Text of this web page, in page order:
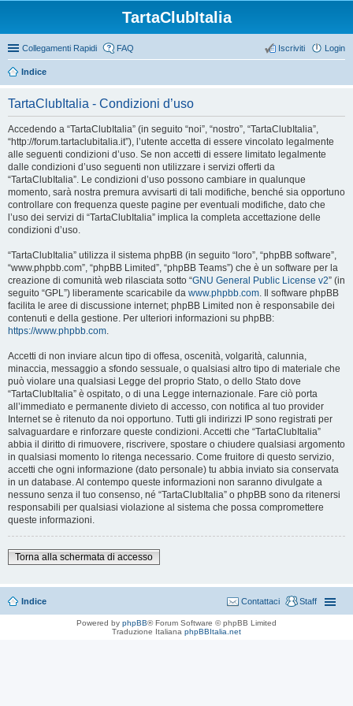
TartaClubItalia
Collegamenti Rapidi FAQ Login
Iscriviti
Indice
TartaClubItalia - Condizioni d’uso
Accedendo a “TartaClubItalia” (in seguito “noi”, “nostro”, “TartaClubItalia”,
“http://forum.tartaclubitalia.it”), l’utente accetta di essere vincolato legalmente
alle seguenti condizioni d’uso. Se non accetti di essere limitato legalmente
dalle condizioni d’uso seguenti non utilizzare i servizi offerti da
“TartaClubItalia”. Le condizioni d’uso possono cambiare in qualunque
momento, sarà nostra premura avvisarti di tali modifiche, benché sia opportuno
controllare con frequenza queste pagine per eventuali modifiche, dato che
l’uso dei servizi di “TartaClubItalia” implica la completa accettazione delle
condizioni d’uso.
“TartaClubItalia” utilizza il sistema phpBB (in seguito “loro”, “phpBB software”,
“www.phpbb.com”, “phpBB Limited”, “phpBB Teams”) che è un software per la
creazione di comunità web rilasciata sotto “GNU General Public License v2” (in
seguito “GPL”) liberamente scaricabile da www.phpbb.com. Il software phpBB
facilita le aree di discussione internet; phpBB Limited non è responsabile dei
contenuti e della gestione. Per ulteriori informazioni su phpBB:
https://www.phpbb.com.
Accetti di non inviare alcun tipo di offesa, oscenità, volgarità, calunnia,
minaccia, messaggio a sfondo sessuale, o qualsiasi altro tipo di materiale che
può violare una qualsiasi Legge del proprio Stato, o dello Stato dove
“TartaClubItalia” è ospitato, o di una Legge internazionale. Fare ciò porta
all’immediato e permanente divieto di accesso, con notifica al tuo provider
Internet se è ritenuto da noi opportuno. Tutti gli indirizzi IP sono registrati per
salvaguardare e rinforzare queste condizioni. Accetti che “TartaClubItalia”
abbia il diritto di rimuovere, riscrivere, spostare o chiudere qualsiasi argomento
in qualsiasi momento lo ritenga necessario. Come fruitore di questo servizio,
accetti che ogni informazione (dato personale) tu abbia inviato sia conservata
in un database. Al contempo queste informazioni non saranno divulgate a
nessuno senza il tuo consenso, né “TartaClubItalia” o phpBB sono da ritenersi
responsabili per qualsiasi violazione al sistema che possa compromettere
queste informazioni.
Torna alla schermata di accesso
Indice Staff
Contattaci
Powered by phpBB® Forum Software © phpBB Limited
Traduzione Italiana phpBBItalia.net